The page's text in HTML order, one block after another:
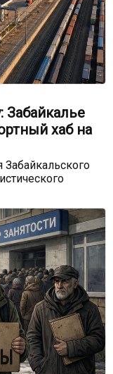
Забайкалье
хаб на